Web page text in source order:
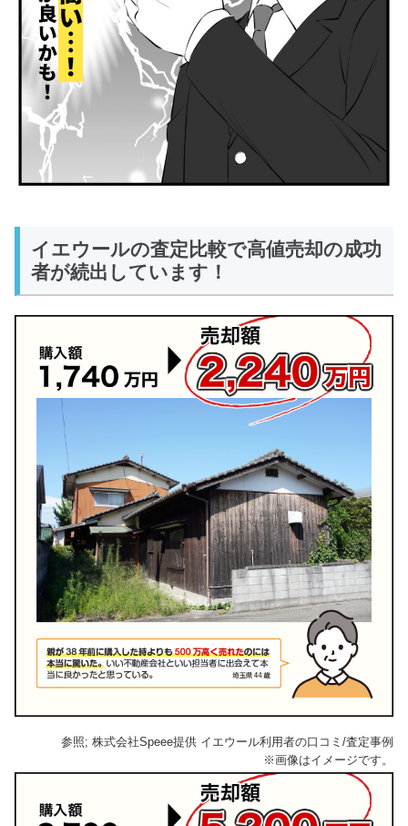
イエウールの査定比較で高値売却の成功
者が続出しています！
参照; 株式会社Speee提供 イエウール利用者の口コミ/査定事例
※画像はイメージです。